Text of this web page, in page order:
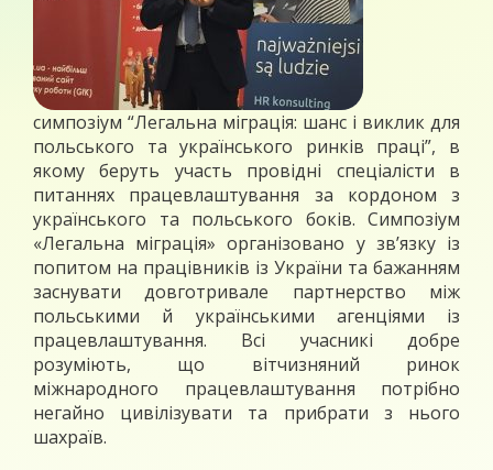
симпозіум “Легальна міграція: шанс і виклик для
польського та українського ринків праці”, в
якому беруть участь провідні спеціалісти в
питаннях працевлаштування за кордоном з
українського та польського боків. Симпозіум
«Легальна міграція» організовано у зв’язку із
попитом на працівників із України та бажанням
заснувати довготривале партнерство між
польськими й українськими агенціями із
працевлаштування. Всі учасникі добре
розуміють, що вітчизняний ринок
міжнародного працевлаштування потрібно
негайно цивілізувати та прибрати з нього
шахраїв.